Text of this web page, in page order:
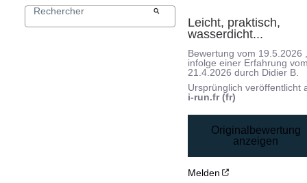
Leicht, praktisch,
wasserdicht...
Bewertung vom 19.5.2026
infolge einer Erfahrung
21.4.2026 durch Didier B.
Ursprünglich veröffentlicht
i-run.fr (fr)
Originalbewertung
anzeigen
Melden